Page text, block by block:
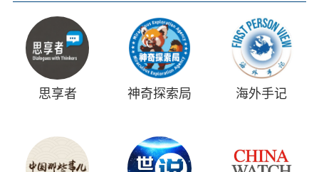
思享者 神奇探索局 海外手记